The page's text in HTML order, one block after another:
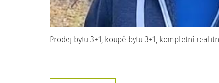
Prodej bytu 3+1, koupě bytu 3+1, kompletní